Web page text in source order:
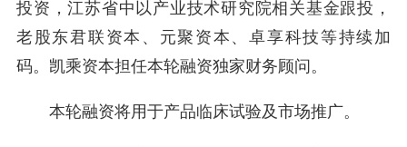
投资，江苏省中以产业技术研究院相关基金跟投，
老股东君联资本、元聚资本、卓享科技等持续加
码。凯乘资本担任本轮融资独家财务顾问。
本轮融资将用于产品临床试验及市场推广。